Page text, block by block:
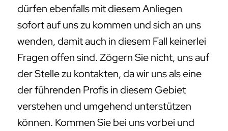
dürfen ebenfalls mit diesem Anliegen
sofort auf uns zu kommen und sich an uns
wenden, damit auch in diesem Fall keinerlei
Fragen offen sind. Zögern Sie nicht, uns auf
der Stelle zu kontakten, da wir uns als eine
der führenden Profis in diesem Gebiet
verstehen und umgehend unterstützen
können. Kommen Sie bei uns vorbei und